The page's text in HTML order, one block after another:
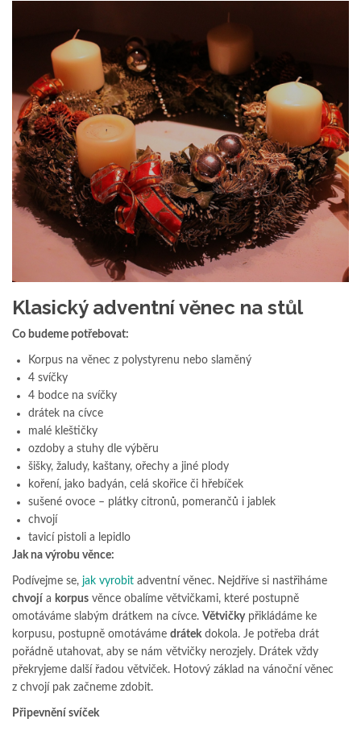
Klasický adventní věnec na stůl
Co budeme potřebovat:
Korpus na věnec z polystyrenu nebo slaměný
4 svíčky
4 bodce na svíčky
drátek na cívce
malé kleštičky
ozdoby a stuhy dle výběru
šišky, žaludy, kaštany, ořechy a jiné plody
koření, jako badyán, celá skořice či hřebíček
sušené ovoce – plátky citronů, pomerančů i jablek
chvojí
tavicí pistoli a lepidlo
Jak na výrobu věnce:
Podívejme se, jak vyrobit adventní věnec. Nejdříve si nastřiháme
chvojí a korpus věnce obalíme větvičkami, které postupně
omotáváme slabým drátkem na cívce. Větvičkypřikládáme ke
korpusu, postupně omotáváme drátekdokola. Je potřeba drát
pořádně utahovat, aby se nám větvičky nerozjely. Drátek vždy
překryjeme další řadou větviček. Hotový základ na vánoční věnec
z chvojí pak začneme zdobit.
Připevnění svíček